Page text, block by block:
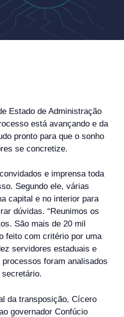
Estado de Administração
está avançando e da
pronto para que o sonho
se concretize.
e imprensa toda
Segundo ele, várias
capital e no interior para
dúvidas. “Reunimos os
São mais de 20 mil
feito com critério por uma
servidores estaduais e
foram analisados
secretário.
da transposição, Cícero
governador Confúcio